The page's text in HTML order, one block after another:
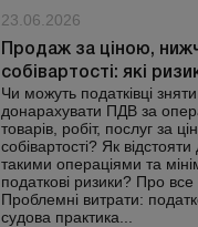
23.06.2026
Продаж за ціною,
собівартості: які
Чи можуть податківці
донарахувати ПДВ за
товарів, робіт, послуг за
собівартості? Як
такими операціями та
податкові ризики? Про все
Проблемні витрати:
судова практика...